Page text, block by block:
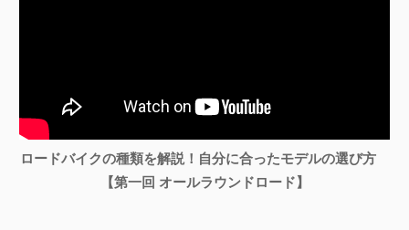
ロードバイクの種類を解説！自分に合ったモデルの選び方
【第一回 オールラウンドロード】